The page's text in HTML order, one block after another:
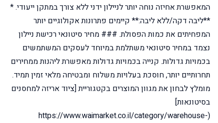
המאפשרת אחיזה נוחה יותר לניילון ידני ללא צורך במתקן ייעודי. *
**ליבה דקה/ללא ליבה:** קיימים פתרונות אקולוגיים יותר
המפחיתים את כמות הפסולת. ### מחיר סיטונאי רכישת ניילון
נצמד במחיר סיטונאי משתלמת במיוחד לעסקים המשתמשים
בכמויות גדולות. קנייה בכמויות גדולות מאפשרת ליהנות ממחירים
תחרותיים יותר, חוסכת בעלויות משלוח ומבטיחה מלאי זמין תמיד.
מומלץ לבחון את מגוון המוצרים בקטגוריית [ציוד אריזה למחסנים
בסיטונאות]
(https://www.waimarket.co.il/category/warehouse-